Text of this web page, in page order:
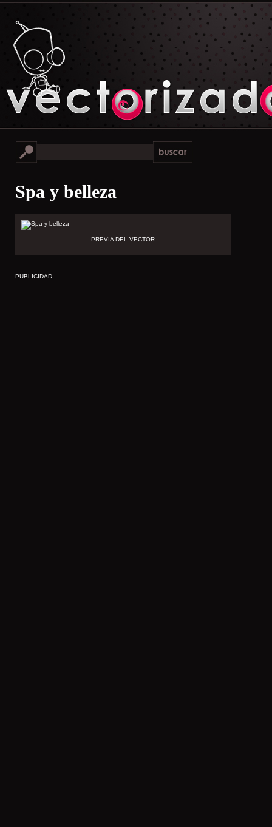
Spa y belleza
PREVIA DEL VECTOR
PUBLICIDAD